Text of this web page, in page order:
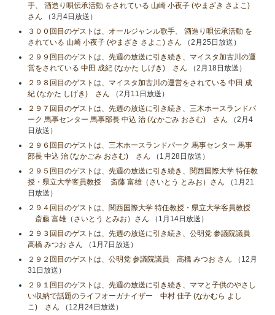
手、 酒造り唄伝承活動 をされている 山崎 小夜子 (やまざき さよこ)
さん （3月4日放送）
３００回目のゲストは、オールジャンル歌手、 酒造り唄伝承活動 を
されている 山崎 小夜子 (やまざき さよこ) さん （2月25日放送）
２９９回目のゲストは、先週の放送に引き続き、マイスタ加古川の運
営をされている 中田 成紀 (なかた しげき) さん （2月18日放送）
２９８回目のゲストは、マイスタ加古川の運営をされている 中田 成
紀 (なかた しげき) さん （2月11日放送）
２９７回目のゲストは、先週の放送に引き続き、三木ホースランドパ
ーク 馬事センター 馬事部長 中込 治 (なかごみ おさむ) さん （2月4
日放送）
２９６回目のゲストは、三木ホースランドパーク 馬事センター 馬事
部長 中込 治 (なかごみ おさむ) さん （1月28日放送）
２９５回目のゲストは、先週の放送に引き続き、関西国際大学 特任教
授・県立大学客員教授 斎藤 富雄（さいとう とみお）さん （1月21
日放送）
２９４回目のゲストは、関西国際大学 特任教授・県立大学客員教授
斎藤 富雄（さいとう とみお）さん （1月14日放送）
２９３回目のゲストは、先週の放送に引き続き、公明党 参議院議員
高橋 みつお さん （1月7日放送）
２９２回目のゲストは、公明党 参議院議員 高橋 みつお さん （12月
31日放送）
２９１回目のゲストは、先週の放送に引き続き、ママと子供のやさし
い収納で話題のライフオーガナイザー 中村 佳子 (なかむら よし
こ) さん （12月24日放送）